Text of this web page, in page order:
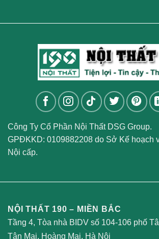
Công Ty Cổ Phần Nội Thất DSG Group.
GPĐKKD: 0109882208 do Sở Kế hoạch
Nội cấp.
NỘI THẤT 190 – MIỀN BẮC
Tầng 4, Tòa nhà BIDV số 104-106 phố
Tân Mai, Hoàng Mai, Hà Nội